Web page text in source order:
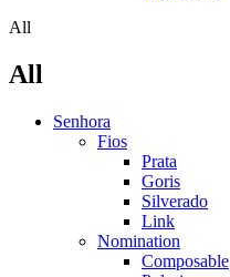
All
All
Senhora
Fios
Prata
Goris
Silverado
Link
Nomination
Composable